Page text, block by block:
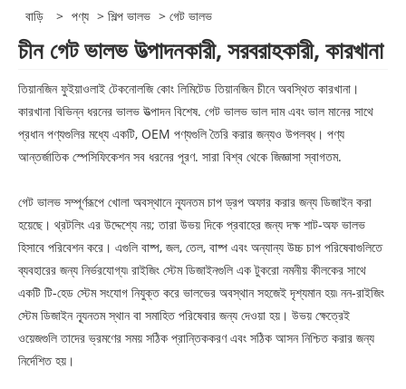
বাড়ি > পণ্য >শিল্প ভালভ > গেট ভালভ
চীন গেট ভালভ উত্পাদনকারী, সরবরাহকারী, কারখানা
তিয়ানজিন ফুইয়াওলাই টেকনোলজি কোং লিমিটেড তিয়ানজিন চীনে অবস্থিত কারখানা।
কারখানা বিভিন্ন ধরনের ভালভ উত্পাদন বিশেষ. গেট ভালভ ভাল দাম এবং ভাল মানের সাথে
প্রধান পণ্যগুলির মধ্যে একটি, OEM পণ্যগুলি তৈরি করার জন্যও উপলব্ধ। পণ্য
আন্তর্জাতিক স্পেসিফিকেশন সব ধরনের পূরণ. সারা বিশ্ব থেকে জিজ্ঞাসা স্বাগতম.
গেট ভালভ সম্পূর্ণরূপে খোলা অবস্থানে ন্যূনতম চাপ ড্রপ অফার করার জন্য ডিজাইন করা
হয়েছে। থ্রটলিং এর উদ্দেশ্যে নয়; তারা উভয় দিকে প্রবাহের জন্য দক্ষ শাট-অফ ভালভ
হিসাবে পরিবেশন করে। এগুলি বাষ্প, জল, তেল, বাষ্প এবং অন্যান্য উচ্চ চাপ পরিষেবাগুলিতে
ব্যবহারের জন্য নির্ভরযোগ্য৷ রাইজিং স্টেম ডিজাইনগুলি এক টুকরো নমনীয় কীলকের সাথে
একটি টি-হেড স্টেম সংযোগ নিযুক্ত করে ভালভের অবস্থান সহজেই দৃশ্যমান হয়৷ নন-রাইজিং
স্টেম ডিজাইন ন্যূনতম স্থান বা সমাহিত পরিষেবার জন্য দেওয়া হয়। উভয় ক্ষেত্রেই
ওয়েজগুলি তাদের ভ্রমণের সময় সঠিক প্রান্তিককরণ এবং সঠিক আসন নিশ্চিত করার জন্য
নির্দেশিত হয়।